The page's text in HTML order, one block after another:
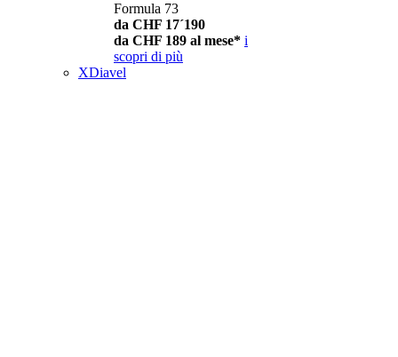
Formula 73
da CHF 17´190
da CHF 189 al mese* i
scopri di più
XDiavel